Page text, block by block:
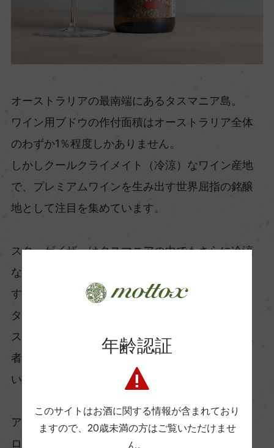
オーストラリアの最南端にあるタスマニア島。
ワイン用ブドウの作付面積はオーストラリア全体
のわずか1％程度しかありません。
しかしクールクライメイト（冷涼）なワイン産地
で、プレミアムワインを生み出す世界屈指の銘醸
地として注目を集めています。
スターゲイザーはタスマニアの中でもさらに冷涼
な南部、コール・リヴァー・ヴァレーを本拠地と
するワイナリー。
タスマニアにおけるアルザスブレンド（フラン
ス・アルザス地方のスタイル）を確立した第一人
者として、スターゲイザーがパイオニアとなって
います。
アルザスブレンドで造られた白ワイン「トゥペ
ロ」は、主体となるピノ・グリがボディを、リー
年齢認証
このサイトはお酒に関する情報が含まれており
ますので、 20歳未満の方はご覧いただけませ
ん。